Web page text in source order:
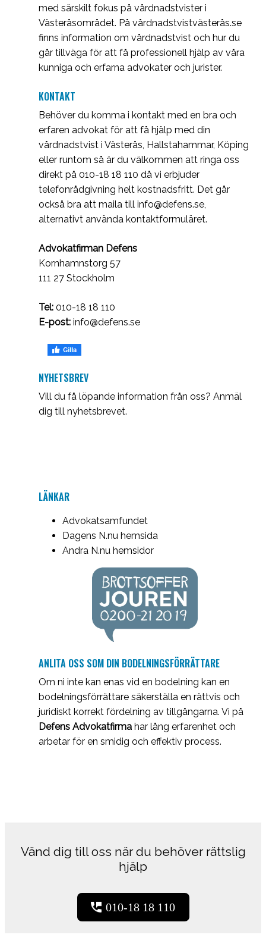
med särskilt fokus på vårdnadstvister i
Västeråsområdet. På vårdnadstvistvästerås.se
finns information om vårdnadstvist och hur du
går tillväga för att få professionell hjälp av våra
kunniga och erfarna advokater och jurister.
KONTAKT
Behöver du komma i kontakt med en bra och
erfaren advokat för att få hjälp med din
vårdnadstvist i Västerås, Hallstahammar, Köping
eller runtom så är du välkommen att ringa oss
direkt på010-18 18 110 då vi erbjuder
telefonrådgivning helt kostnadsfritt. Det går
också bra att maila tillinfo@defens.se,
alternativt använda kontaktformuläret.
Advokatfirman Defens
Kornhamnstorg 57
111 27 Stockholm
Tel: 010-18 18 110
E-post: info@defens.se
NYHETSBREV
Vill du få löpande information från oss? Anmäl
dig till nyhetsbrevet.
LÄNKAR
Advokatsamfundet
Dagens N.nu hemsida
Andra N.nu hemsidor
ANLITA OSS SOM DIN BODELNINGSFÖRRÄTTARE
Om ni inte kan enas vid en bodelning kan en
bodelningsförrättare säkerställa en rättvis och
juridiskt korrekt fördelning av tillgångarna. Vi på
Defens Advokatfirma har lång erfarenhet och
arbetar för en smidig och effektiv process.
Vänd dig till oss när du behöver rättslig
hjälp
010-18 18 110